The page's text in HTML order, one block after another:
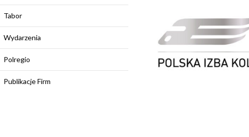
Tabor
Wydarzenia
Polregio
Publikacje Firm